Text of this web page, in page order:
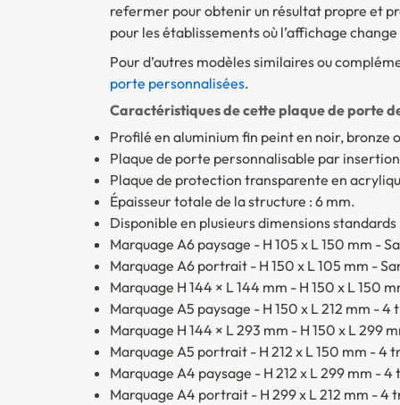
refermer pour obtenir un résultat propre et
pour les établissements où l’affichage
Pour d’autres modèles similaires ou
porte personnalisées.
Caractéristiques de cette plaque de porte
Profilé en aluminium fin peint en noir, bronze
Plaque de porte personnalisable par
Plaque de protection transparente en
Épaisseur totale de la structure : 6 mm.
Disponible en plusieurs dimensions standards
Marquage A6 paysage - H 105 x L 150 mm -
Marquage A6 portrait - H 150 x L 105 mm -
Marquage H 144 × L 144 mm - H 150 x L 150
Marquage A5 paysage - H 150 x L 212 mm -
Marquage H 144 × L 293 mm - H 150 x L 299
Marquage A5 portrait - H 212 x L 150 mm - 4
Marquage A4 paysage - H 212 x L 299 mm -
Marquage A4 portrait - H 299 x L 212 mm - 4